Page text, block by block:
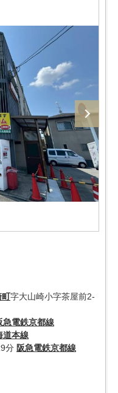
町字大山崎小字茶屋前2-
急電鉄京都線
道本線
分 阪急電鉄京都線